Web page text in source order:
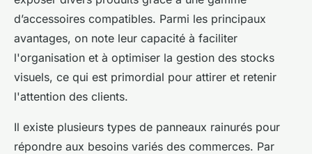
d’accessoires compatibles. Parmi les principaux
avantages, on note leur capacité à faciliter
l'organisation et à optimiser la gestion des stocks
visuels, ce qui est primordial pour attirer et retenir
l'attention des clients.
Il existe plusieurs types de panneaux rainurés pour
répondre aux besoins variés des commerces. Par